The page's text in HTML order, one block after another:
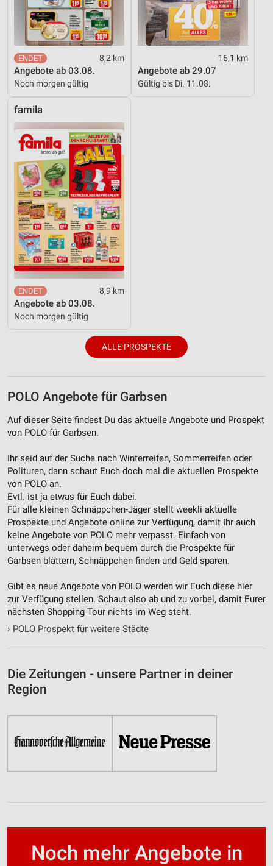
8,2 km
Angebote ab 03.08.
Noch morgen gültig
16,1 km
Angebote ab 29.07
Gültig bis Di. 11.08.
famila
8,9 km
Angebote ab 03.08.
Noch morgen gültig
ALLE PROSPEKTE
POLO Angebote für Garbsen
Auf dieser Seite findest Du das aktuelle Angebote und Prospekt
von POLO für Garbsen.
Ihr seid auf der Suche nach Winterreifen, Sommerreifen oder
Polituren, dann schaut Euch doch mal die aktuellen Prospekte
von POLO an.
Evtl. ist ja etwas für Euch dabei.
Für alle kleinen Schnäppchen-Jäger stellt weekli aktuelle
Prospekte und Angebote online zur Verfügung, damit Ihr auch
keine Angebote von POLO mehr verpasst. Einfach von
unterwegs oder daheim bequem durch die Prospekte für
Garbsen blättern, Schnäppchen finden und Geld sparen.
Gibt es neue Angebote von POLO werden wir Euch diese hier
zur Verfügung stellen. Schaut also ab und zu vorbei, damit Eurer
nächsten Shopping-Tour nichts im Weg steht.
› POLO Prospekt für weitere Städte
Die Zeitungen - unsere Partner in deiner
Region
Noch mehr Angebote in